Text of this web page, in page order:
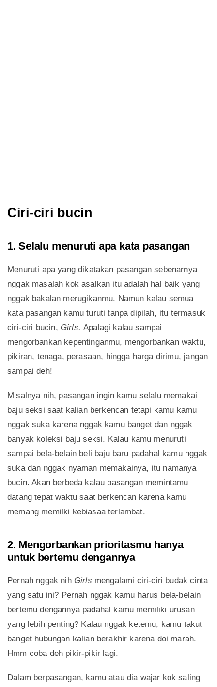
Ciri-ciri bucin
1. Selalu menuruti apa kata pasangan
Menuruti apa yang dikatakan pasangan sebenarnya
nggak masalah kok asalkan itu adalah hal baik yang
nggak bakalan merugikanmu. Namun kalau semua
kata pasangan kamu turuti tanpa dipilah, itu termasuk
ciri-ciri bucin, Girls.Apalagi kalau sampai
mengorbankan kepentinganmu, mengorbankan waktu,
pikiran, tenaga, perasaan, hingga harga dirimu, jangan
sampai deh!
Misalnya nih, pasangan ingin kamu selalu memakai
baju seksi saat kalian berkencan tetapi kamu kamu
nggak suka karena nggak kamu banget dan nggak
banyak koleksi baju seksi. Kalau kamu menuruti
sampai bela-belain beli baju baru padahal kamu nggak
suka dan nggak nyaman memakainya, itu namanya
bucin. Akan berbeda kalau pasangan memintamu
datang tepat waktu saat berkencan karena kamu
memang memilki kebiasaa terlambat.
2. Mengorbankan prioritasmu hanya
untuk bertemu dengannya
Pernah nggak nih Girls mengalami ciri-ciri budak cinta
yang satu ini? Pernah nggak kamu harus bela-belain
bertemu dengannya padahal kamu memiliki urusan
yang lebih penting? Kalau nggak ketemu, kamu takut
banget hubungan kalian berakhir karena doi marah.
Hmm coba deh pikir-pikir lagi.
Dalam berpasangan, kamu atau dia wajar kok saling